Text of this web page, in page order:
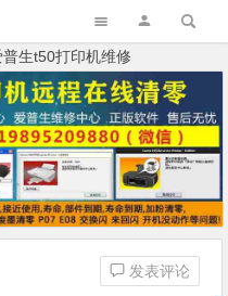
普生t50打印机维修
发表评论